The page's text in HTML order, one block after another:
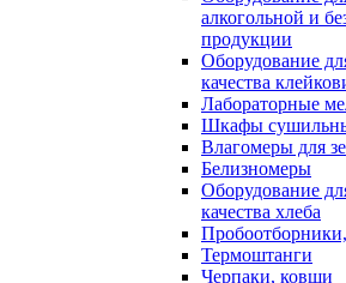
алкогольной и
продукции
Оборудование
качества
Лабораторные
Шкафы
Влагомеры для
Белизномеры
Оборудование
качества хлеба
Термоштанги
Черпаки, ковши